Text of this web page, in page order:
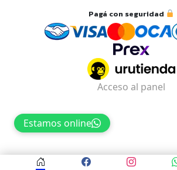
Pagá con seguridad
Estamos online
Acceso al panel